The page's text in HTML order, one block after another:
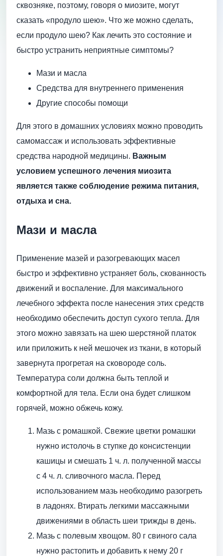
сквозняке, поэтому, говоря о миозите, могут
сказать «продуло шею». Что же можно сделать,
если продуло шею? Как лечить это состояние и
быстро устранить неприятные симптомы?
Мази и масла
Средства для внутреннего применения
Другие способы помощи
Для этого в домашних условиях можно проводить
самомассаж и использовать эффективные
средства народной медицины. Важным
условием успешного лечения миозита
является также соблюдение режима питания,
отдыха и сна.
Мази и масла
Применение мазей и разогревающих масел
быстро и эффективно устраняет боль, скованность
движений и воспаление. Для максимального
лечебного эффекта после нанесения этих средств
необходимо обеспечить доступ сухого тепла. Для
этого можно завязать на шею шерстяной платок
или приложить к ней мешочек из ткани, в который
завернута прогретая на сковороде соль.
Температура соли должна быть теплой и
комфортной для тела. Если она будет слишком
горячей, можно обжечь кожу.
Мазь с ромашкой. Свежие цветки ромашки
нужно истолочь в ступке до консистенции
кашицы и смешать 1 ч. л. полученной массы
с 4 ч. л. сливочного масла. Перед
использованием мазь необходимо разогреть
в ладонях. Втирать легкими массажными
движениями в область шеи трижды в день.
Мазь с полевым хвощом. 80 г свиного сала
нужно растопить и добавить к нему 20 г